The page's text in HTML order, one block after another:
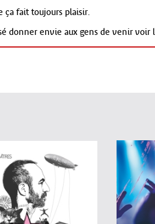
ça fait toujours plaisir.
donner envie aux gens de venir voir